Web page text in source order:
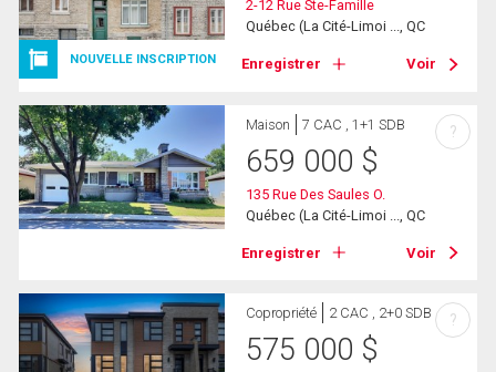
NOUVELLE INSCRIPTION
2-12 Rue Ste-Famille
Québec (La Cité-Limoi ..., QC
Enregistrer Voir
Maison 7 CAC , 1+1 SDB
659 000 $
135 Rue Des Saules O.
Québec (La Cité-Limoi ..., QC
Enregistrer Voir
?
Copropriété 2 CAC , 2+0 SDB
575 000 $
?